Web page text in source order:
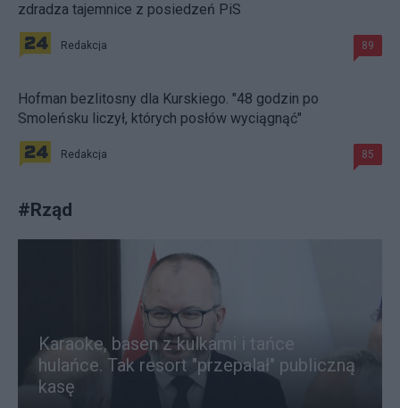
zdradza tajemnice z posiedzeń PiS
Redakcja 89
Hofman bezlitosny dla Kurskiego. "48 godzin po
Smoleńsku liczył, których posłów wyciągnąć"
Redakcja 85
#Rząd
Karaoke, basen z kulkami i tańce
hulańce. Tak resort "przepalał" publiczną
kasę